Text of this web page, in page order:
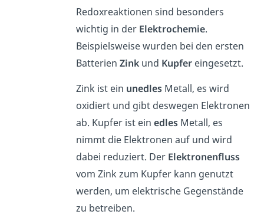
Redoxreaktionen sind besonders
wichtig in der Elektrochemie.
Beispielsweise wurden bei den ersten
BatterienZink und Kupfer eingesetzt.
Zink ist ein unedles Metall, es wird
oxidiert und gibt deswegen Elektronen
ab. Kupfer ist einedles Metall, es
nimmt die Elektronen auf und wird
dabei reduziert. Der Elektronenfluss
vom Zink zum Kupfer kann genutzt
werden, um elektrische Gegenstände
zu betreiben.